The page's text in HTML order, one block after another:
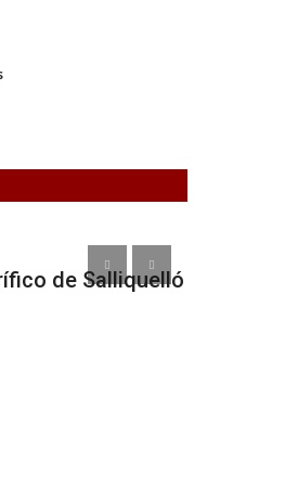
de Salliquelló